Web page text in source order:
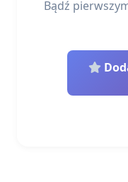
Bądź